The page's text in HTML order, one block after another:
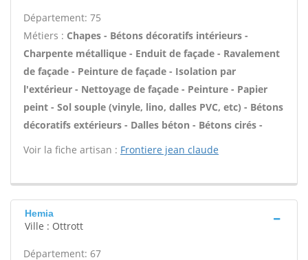
Département: 75
Métiers : Chapes - Bétons décoratifs intérieurs -
Charpente métallique - Enduit de façade - Ravalement
de façade - Peinture de façade - Isolation par
l'extérieur - Nettoyage de façade - Peinture - Papier
peint - Sol souple (vinyle, lino, dalles PVC, etc) - Bétons
décoratifs extérieurs - Dalles béton - Bétons cirés -
Voir la fiche artisan : Frontiere jean claude
Hemia
Ville : Ottrott
Département: 67